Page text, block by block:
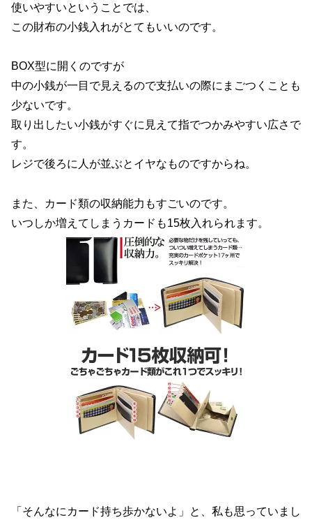
使いやすいということでは、
この財布の小銭入れがとてもいいのです。
BOX型に開くのですが
中の小銭が一目で見えるので支払いの際にまごつくことも
少ないです。
取り出したい小銭がすぐに見えて指でつかみやすい広さで
す。
レジで後ろに人が並ぶとイヤなものですからね。
また、カード類の収納能力もすごいのです。
いつしか増えてしまうカードも15枚入れられます。
「そんなにカード持ち歩かないよ」と、私も思っていまし